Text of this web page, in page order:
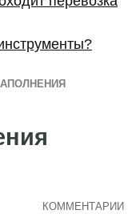
КОММЕНТАРИИ